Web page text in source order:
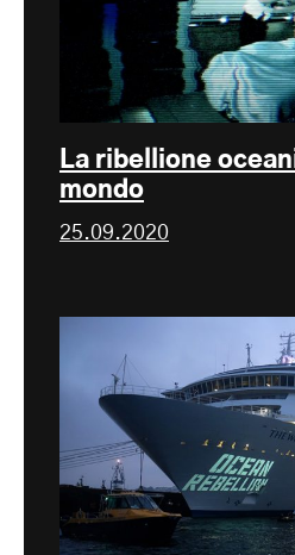
La ribellione
mondo
25.09.2020